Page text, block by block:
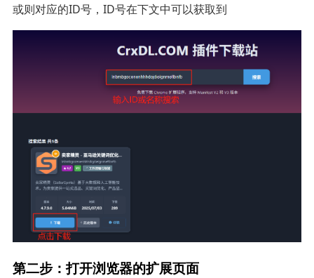
或则对应的ID号，ID号在下文中可以获取到
第二步：打开浏览器的扩展页面